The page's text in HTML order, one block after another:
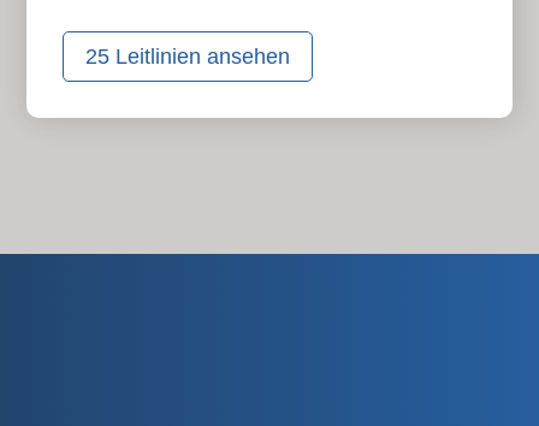
25 Leitlinien ansehen